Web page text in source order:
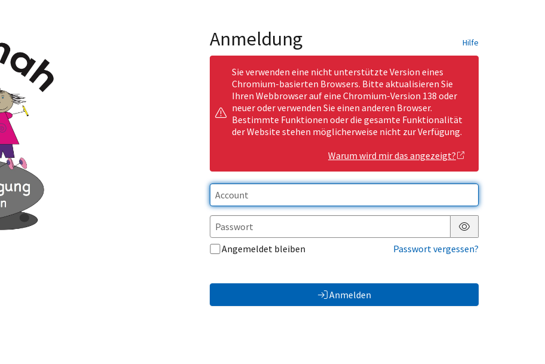
Anmeldung Hilfe
Sie verwenden eine nicht unterstützte Version eines
Chromium-basierten Browsers. Bitte aktualisieren Sie
Ihren Webbrowser auf eine Chromium-Version 138 oder
neuer oder verwenden Sie einen anderen Browser.
Bestimmte Funktionen oder die gesamte Funktionalität
der Website stehen möglicherweise nicht zur Verfügung.
Warum wird mir das angezeigt?
Passwort anzeigen
Angemeldet bleiben
Passwort vergessen?
Anmelden